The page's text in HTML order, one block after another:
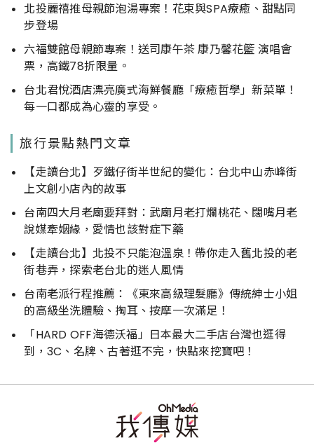
北投麗禧推母親節泡湯專案！花束與SPA療癒、甜點同
步登場
六福雙館母親節專案！送司康午茶 康乃馨花籃 演唱會
票，高鐵78折限量。
台北君悅酒店漂亮廣式海鮮餐廳「療癒哲學」新菜單！
每一口都成為心靈的享受。
旅行景點熱門文章
【走讀台北】歹鐵仔街半世紀的變化：台北中山赤峰街
上文創小店內的故事
台南四大月老廟要拜對：武廟月老打爛桃花、闊嘴月老
說媒牽姻緣，愛情也該對症下藥
【走讀台北】北投不只能泡溫泉！帶你走入舊北投的老
街巷弄，探索老台北的迷人風情
台南老派行程推薦：《東來高級理髮廳》傳統紳士小姐
的高級坐洗體驗、掏耳、按摩一次滿足！
「HARD OFF海德沃福」日本最大二手店台灣也逛得
到，3C、名牌、古著逛不完，快點來挖寶吧！